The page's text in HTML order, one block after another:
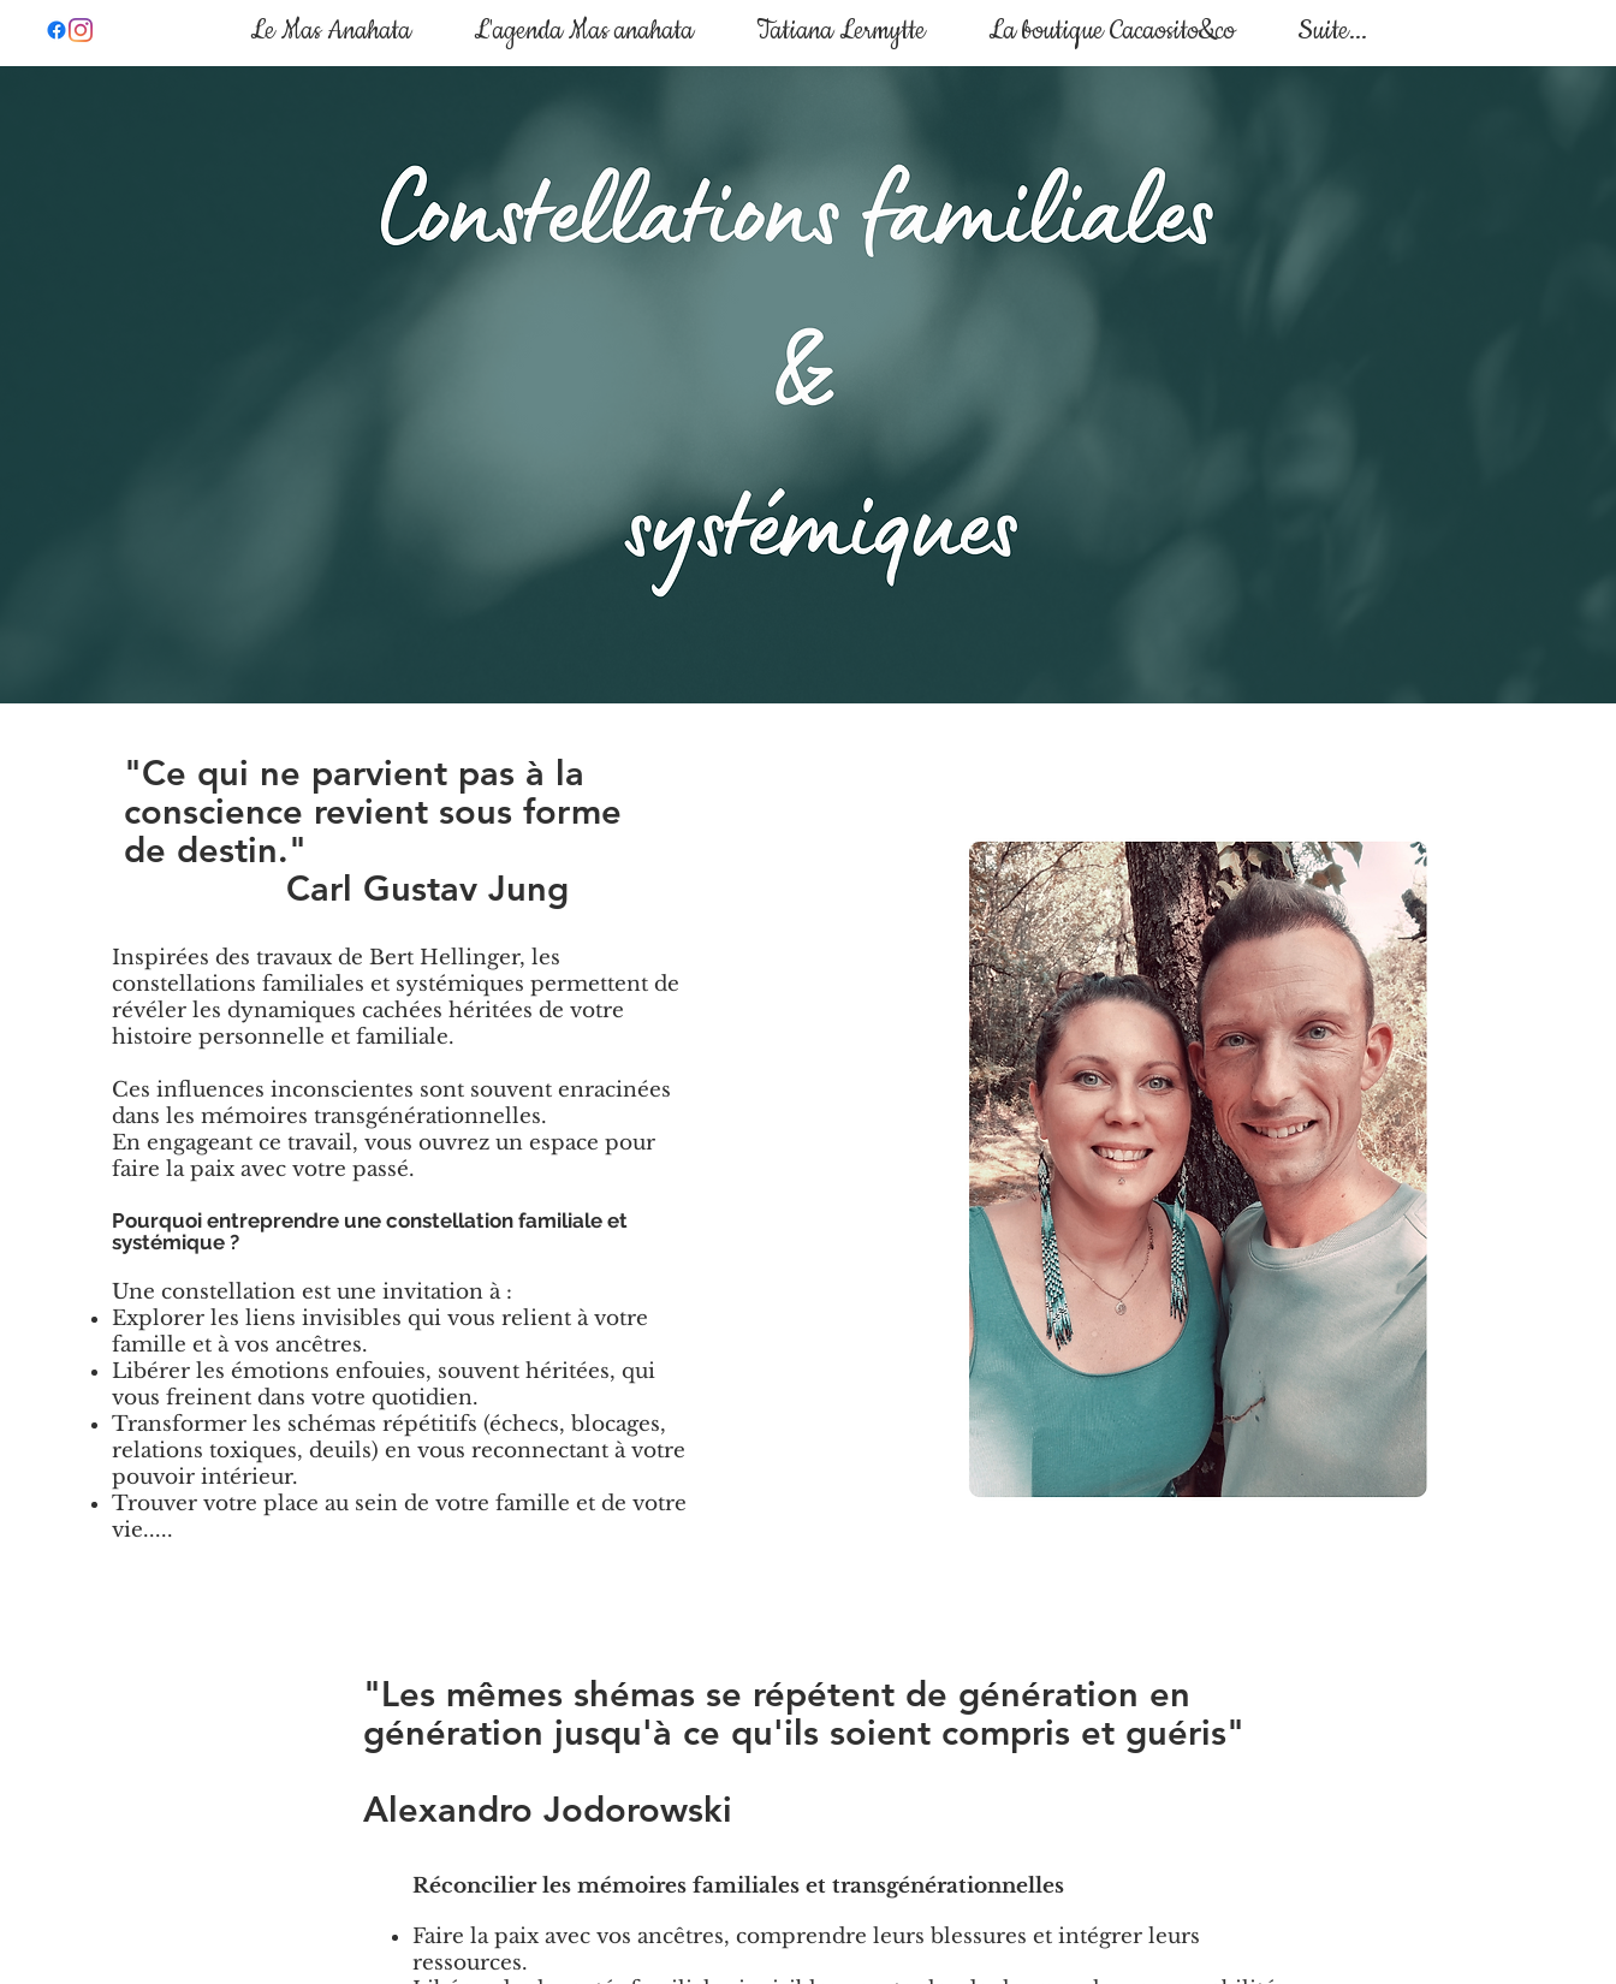
Le Mas Anahata L'agenda Mas anahata Tatiana Lermytte La boutique Cacaosito&co Suite...
"Ce qui ne parvient pas à la
conscience revient sous forme
de destin."
Carl Gustav Jung
Inspirées des travaux de Bert Hellinger, les
constellations familiales et systémiques permettent de
révéler les dynamiques cachées héritées de votre
histoire personnelle et familiale.
Ces influences inconscientes sont souvent enracinées
dans les mémoires transgénérationnelles.
En engageant ce travail, vous ouvrez un espace pour
faire la paix avec votre passé.
Pourquoi entreprendre une constellation familiale et
systémique ?
Une constellation est une invitation à :
Explorer les liens invisibles qui vous relient à votre
famille et à vos ancêtres.
Libérer les émotions enfouies, souvent héritées, qui
vous freinent dans votre quotidien.
Transformer les schémas répétitifs (échecs, blocages,
relations toxiques, deuils) en vous reconnectant à votre
pouvoir intérieur.
Trouver votre place au sein de votre famille et de votre
vie.....
"Les mêmes shémas se répétent de génération en
génération jusqu'à ce qu'ils soient compris et guéris"
Alexandro Jodorowski
Réconcilier les mémoires familiales et transgénérationnelles
Faire la paix avec vos ancêtres, comprendre leurs blessures et intégrer leurs
ressources.